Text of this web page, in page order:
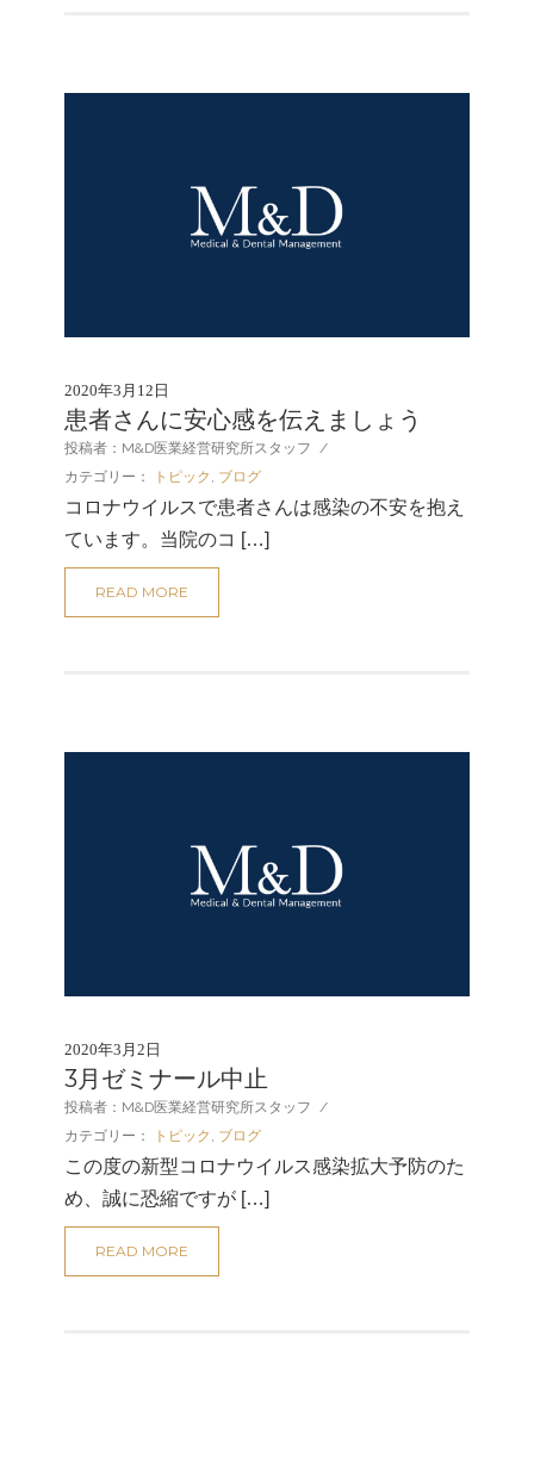
2020年3月12日
患者さんに安心感を伝えましょう
投稿者：M&D医業経営研究所スタッフ /
カテゴリー：
トピック , ブログ
コロナウイルスで患者さんは感染の不安を抱え
ています。当院のコ […]
READ MORE
2020年3月2日
3月ゼミナール中止
投稿者：M&D医業経営研究所スタッフ /
カテゴリー：
トピック , ブログ
この度の新型コロナウイルス感染拡大予防のた
め、誠に恐縮ですが […]
READ MORE